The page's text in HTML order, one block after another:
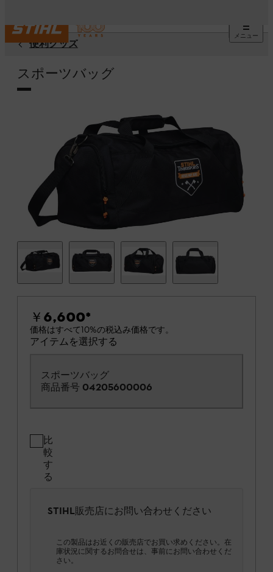
メニュー
便利グッズ
スポーツバッグ
￥6,600*
価格はすべて10%の税込み価格です。
アイテムを選択する
スポーツバッグ
商品番号 04205600006
比
較
す
る
STIHL販売店にお問い合わせください
この製品はお近くの販売店でお買い求めください。在
庫状況に関するお問合せは、事前にお問い合わせくだ
さい。